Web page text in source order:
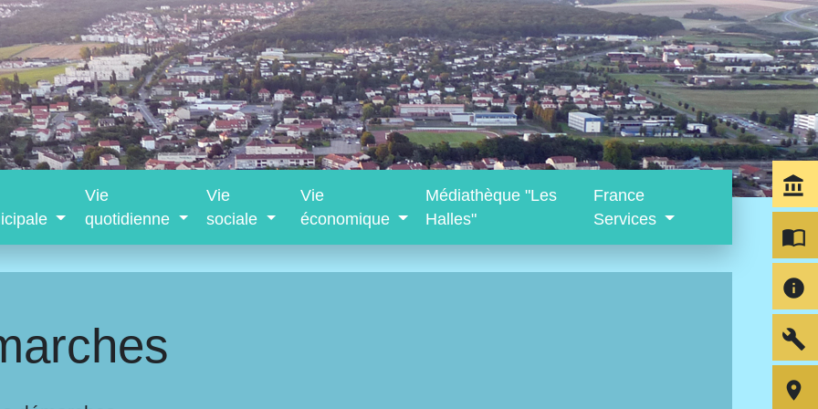
Vie
quotidienne
Vie
sociale
Vie
économique
Médiathèque "Les
Halles"
France
Services
account_balance
import_contacts
info
build
room